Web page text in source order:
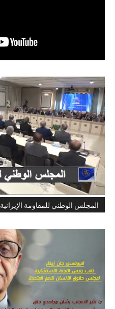
المجلس الوطني للمقاومة الإيرانية